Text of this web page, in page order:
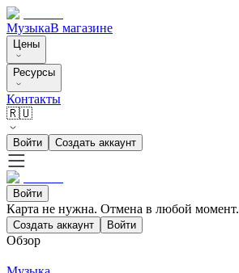
МузыкаВ магазине
Цены
Ресурсы
Контакты
🇷🇺
Войти Создать аккаунт
Войти
Карта не нужна. Отмена в любой момент.
Создать аккаунт Войти
Обзор